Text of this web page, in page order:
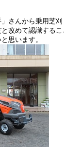
さんから乗用芝刈
改めて認識するこ
思います。